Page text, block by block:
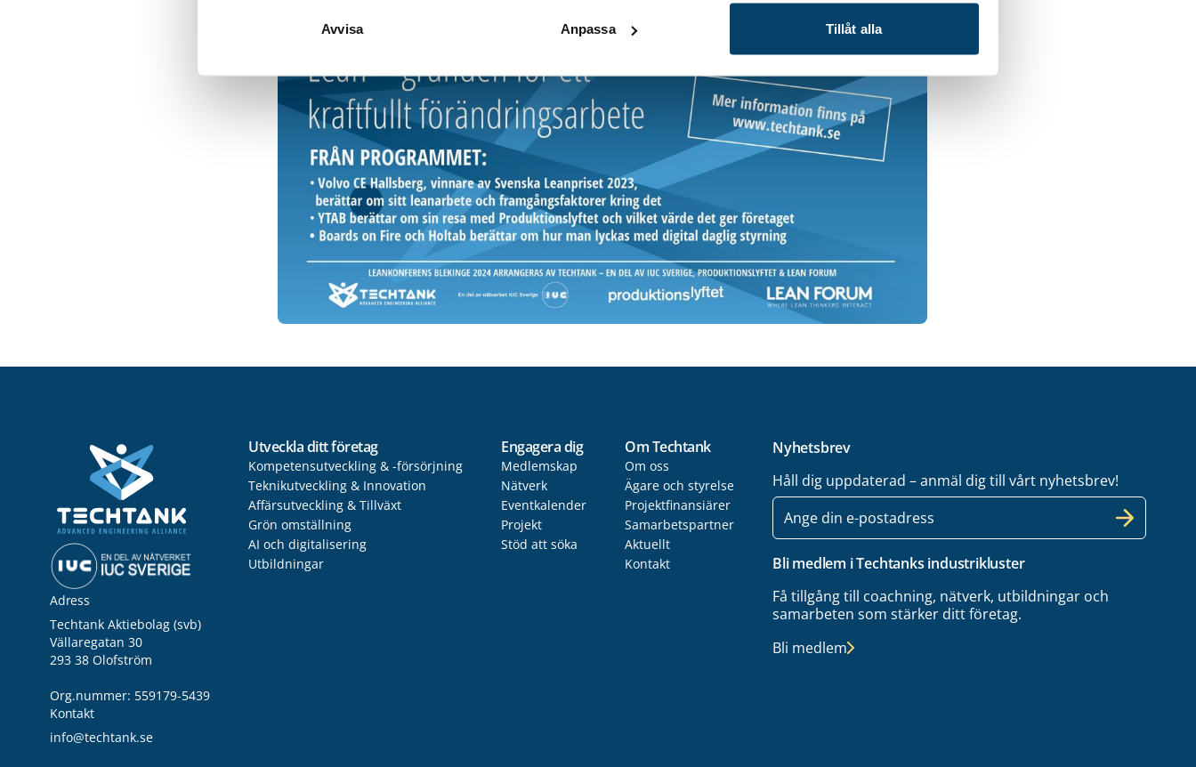
Avvisa Anpassa Tillåt alla
Adress
Techtank Aktiebolag (svb)
Vällaregatan 30
293 38 Olofström
Org.nummer: 559179-5439
Kontakt
info@techtank.se
Utveckla ditt företag
Kompetensutveckling & -försörjning
Teknikutveckling & Innovation
Affärsutveckling & Tillväxt
Grön omställning
AI och digitalisering
Utbildningar
Engagera dig
Medlemskap
Nätverk
Eventkalender
Projekt
Stöd att söka
Om Techtank
Om oss
Ägare och styrelse
Projektfinansiärer
Samarbetspartner
Aktuellt
Kontakt
Nyhetsbrev
Håll dig uppdaterad – anmäl dig till vårt nyhetsbrev!
E-
post
Bli medlem i Techtanks industrikluster
Få tillgång till coachning, nätverk, utbildningar och
samarbeten som stärker ditt företag.
Bli medlem